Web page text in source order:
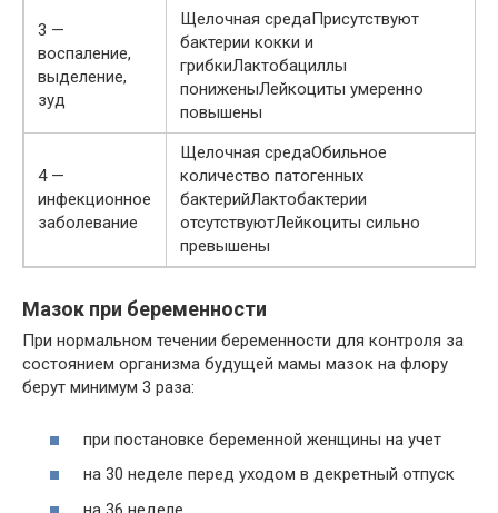
3 —
воспаление,
выделение,
зуд
Щелочная средаПрисутствуют
бактерии кокки и
грибкиЛактобациллы
пониженыЛейкоциты умеренно
повышены
4 —
инфекционное
заболевание
Щелочная средаОбильное
количество патогенных
бактерийЛактобактерии
отсутствуютЛейкоциты сильно
превышены
Мазок при беременности
При нормальном течении беременности для контроля за
состоянием организма будущей мамы мазок на флору
берут минимум 3 раза:
при постановке беременной женщины на учет
на 30 неделе перед уходом в декретный отпуск